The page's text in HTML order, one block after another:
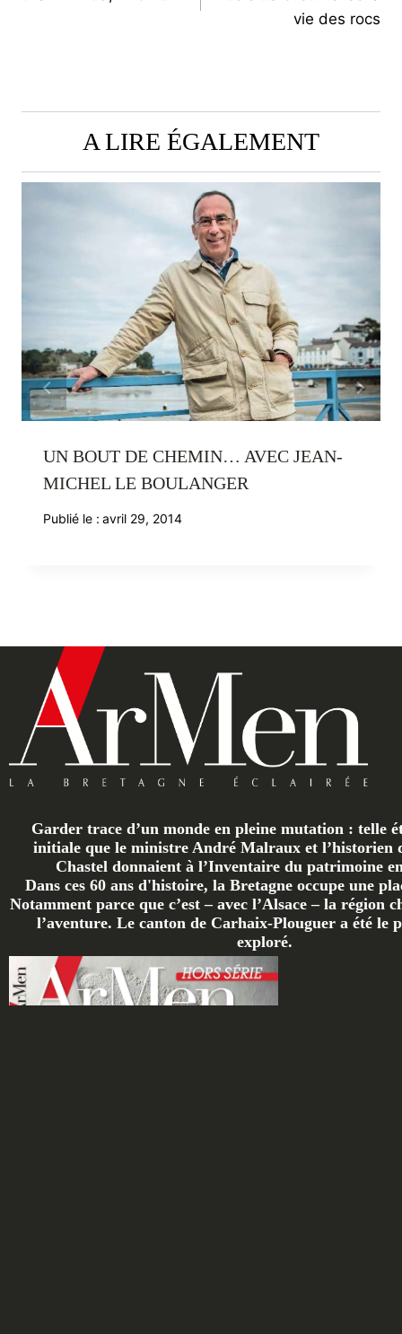
DE
vie des rocs
A LIRE ÉGALEMENT
UN BOUT DE CHEMIN… AVEC JEAN-
MICHEL LE BOULANGER
Publié le : avril 29, 2014
Garder trace d’un monde en pleine mutation : telle
initiale que le ministre André Malraux et l’historien
Chastel donnaient à l’Inventaire du patrimoine
Dans ces 60 ans d'histoire, la Bretagne occupe une
Notamment parce que c’est – avec l’Alsace – la région
l’aventure. Le canton de Carhaix-Plouguer a été le
exploré.